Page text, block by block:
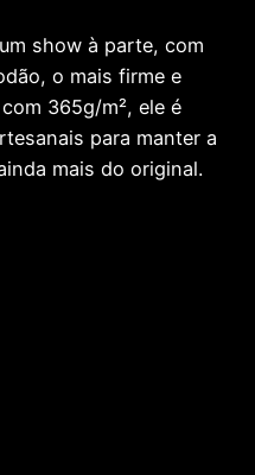
show à parte, com
o mais firme e
365g/m², ele é
para manter a
mais do original.